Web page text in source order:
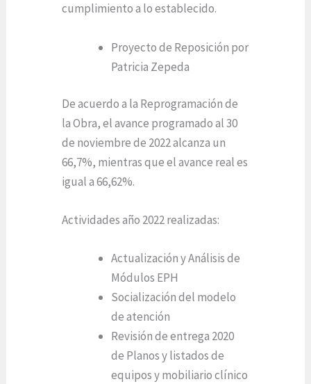
cumplimiento a lo establecido.
Proyecto de Reposición por
Patricia Zepeda
De acuerdo a la Reprogramación de
la Obra, el avance programado al 30
de noviembre de 2022 alcanza un
66,7%, mientras que el avance real es
igual a 66,62%.
Actividades año 2022 realizadas:
Actualización y Análisis de
Módulos EPH
Socialización del modelo
de atención
Revisión de entrega 2020
de Planos y listados de
equipos y mobiliario clínico